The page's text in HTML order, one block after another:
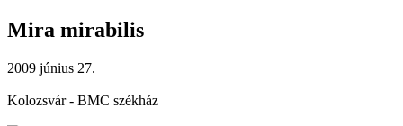
Mira mirabilis
2009 június 27.
Kolozsvár - BMC székház